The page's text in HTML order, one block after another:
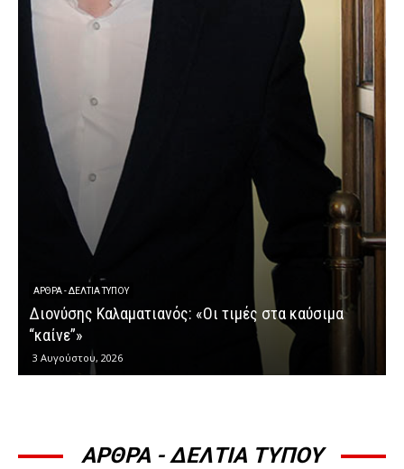
ΆΡΘΡΑ - ΔΕΛΤΊΑ ΤΎΠΟΥ
Διονύσης Καλαματιανός: «Οι τιμές στα καύσιμα
“καίνε”»
3 Αυγούστου, 2026
ΑΡΘΡΑ - ΔΕΛΤΙΑ ΤΥΠΟΥ
ΆΡΘΡΑ - ΔΕΛΤΊΑ ΤΎΠΟΥ